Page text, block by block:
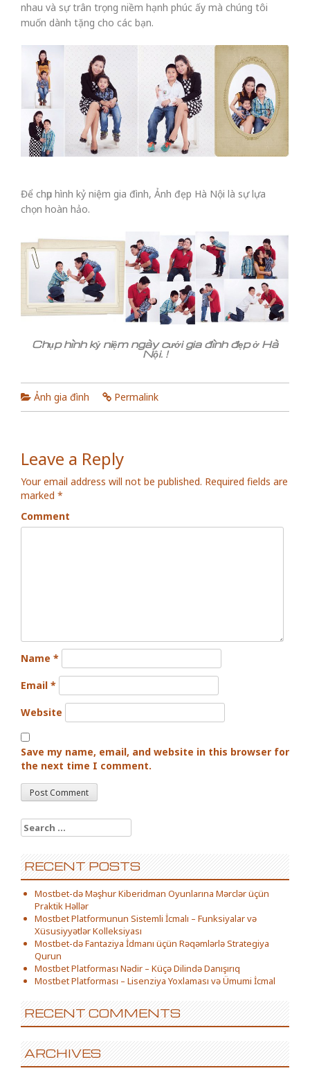
nhau và sự trân trọng niềm hạnh phúc ấy mà chúng tôi
muốn dành tặng cho các bạn.
Để chụp hình kỷ niệm gia đình, Ảnh đẹp Hà Nội là sự lựa
chọn hoàn hảo.
Chụp hình kỷ niệm ngày cưới gia đình đẹp ở Hà
Nội. !
Ảnh gia đình Permalink
Leave a Reply
Your email address will not be published. Required fields are
marked *
Comment
Name *
Email *
Website
Save my name, email, and website in this browser for
the next time I comment.
Search for:
RECENT POSTS
Mostbet-də Məşhur Kiberidman Oyunlarına Mərclər üçün
Praktik Həllər
Mostbet Platformunun Sistemli İcmalı – Funksiyalar və
Xüsusiyyətlər Kolleksiyası
Mostbet-də Fantaziya İdmanı üçün Rəqəmlərlə Strategiya
Qurun
Mostbet Platforması Nədir – Küçə Dilində Danışırıq
Mostbet Platforması – Lisenziya Yoxlaması və Ümumi İcmal
RECENT COMMENTS
ARCHIVES